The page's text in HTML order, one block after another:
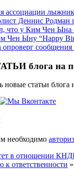
ассоциации
Деннис
что у Ким Чен Ына
Чен Ыну “Happy
блога на
статьи
необходимо
в отношении
ответственности »